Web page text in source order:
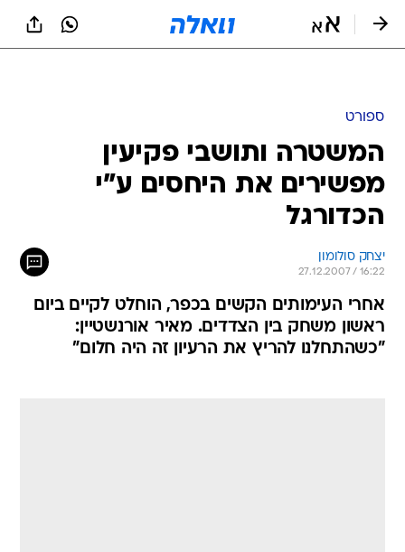
ספורט
המשטרה ותושבי פקיעין
מפשירים את היחסים ע"י
הכדורגל
יצחק סולומון
27.12.2007 / 16:22
אחרי העימותים הקשים בכפר, הוחלט לקיים ביום
ראשון משחק בין הצדדים. מאיר אורנשטיין:
"כשהתחלנו להריץ את הרעיון זה היה חלום"